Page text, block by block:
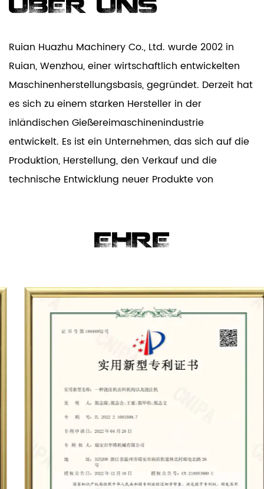
ÜBER UNS
Ruian Huazhu Machinery Co., Ltd. wurde 2002 in
Ruian, Wenzhou, einer wirtschaftlich entwickelten
Maschinenherstellungsbasis, gegründet. Derzeit hat
es sich zu einem starken Hersteller in der
inländischen Gießereimaschinenindustrie
entwickelt. Es ist ein Unternehmen, das sich auf die
Produktion, Herstellung, den Verkauf und die
technische Entwicklung neuer Produkte von
Kernaufnahmen, Gussmaschinen und Formen
EHRE